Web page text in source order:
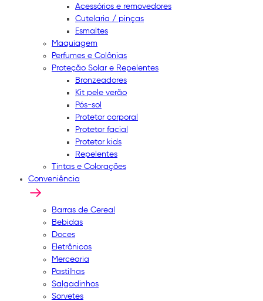
Acessórios e removedores
Cutelaria / pinças
Esmaltes
Maquiagem
Perfumes e Colônias
Proteção Solar e Repelentes
Bronzeadores
Kit pele verão
Pós-sol
Protetor corporal
Protetor facial
Protetor kids
Repelentes
Tintas e Colorações
Conveniência
Barras de Cereal
Bebidas
Doces
Eletrônicos
Mercearia
Pastilhas
Salgadinhos
Sorvetes